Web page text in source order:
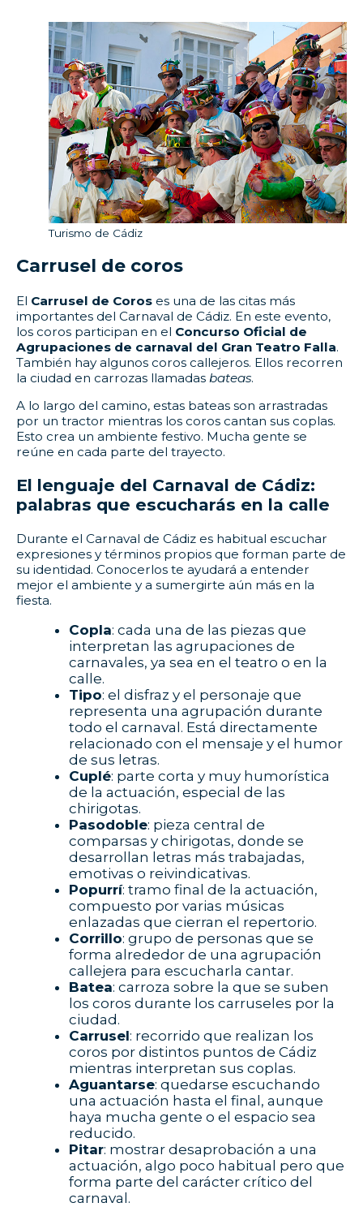
Turismo de Cádiz
Carrusel de coros
El Carrusel de Coros es una de las citas más
importantes del Carnaval de Cádiz. En este evento,
los coros participan en el Concurso Oficial de
Agrupaciones de carnaval del Gran Teatro Falla.
También hay algunos coros callejeros. Ellos recorren
la ciudad en carrozas llamadas bateas.
A lo largo del camino, estas bateas son arrastradas
por un tractor mientras los coros cantan sus coplas.
Esto crea un ambiente festivo. Mucha gente se
reúne en cada parte del trayecto.
El lenguaje del Carnaval de Cádiz:
palabras que escucharás en la calle
Durante el Carnaval de Cádiz es habitual escuchar
expresiones y términos propios que forman parte de
su identidad. Conocerlos te ayudará a entender
mejor el ambiente y a sumergirte aún más en la
fiesta.
Copla: cada una de las piezas que
interpretan las agrupaciones de
carnavales, ya sea en el teatro o en la
calle.
Tipo: el disfraz y el personaje que
representa una agrupación durante
todo el carnaval. Está directamente
relacionado con el mensaje y el humor
de sus letras.
Cuplé: parte corta y muy humorística
de la actuación, especial de las
chirigotas.
Pasodoble: pieza central de
comparsas y chirigotas, donde se
desarrollan letras más trabajadas,
emotivas o reivindicativas.
Popurrí: tramo final de la actuación,
compuesto por varias músicas
enlazadas que cierran el repertorio.
Corrillo: grupo de personas que se
forma alrededor de una agrupación
callejera para escucharla cantar.
Batea: carroza sobre la que se suben
los coros durante los carruseles por la
ciudad.
Carrusel: recorrido que realizan los
coros por distintos puntos de Cádiz
mientras interpretan sus coplas.
Aguantarse: quedarse escuchando
una actuación hasta el final, aunque
haya mucha gente o el espacio sea
reducido.
Pitar: mostrar desaprobación a una
actuación, algo poco habitual pero que
forma parte del carácter crítico del
carnaval.